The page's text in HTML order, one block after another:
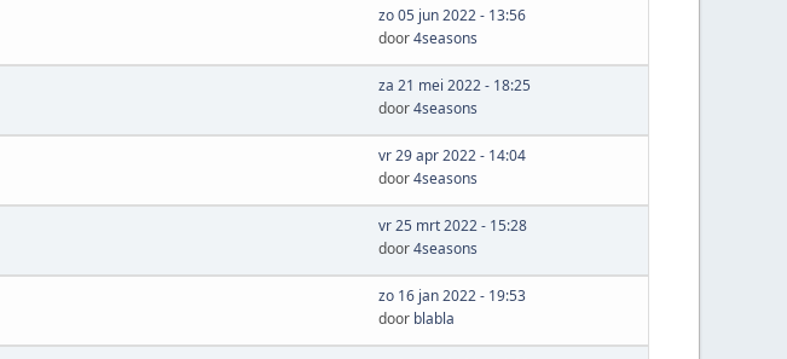
zo 05 jun 2022 - 13:56
door4seasons
za 21 mei 2022 - 18:25
door4seasons
vr 29 apr 2022 - 14:04
door4seasons
vr 25 mrt 2022 - 15:28
door4seasons
zo 16 jan 2022 - 19:53
door blabla